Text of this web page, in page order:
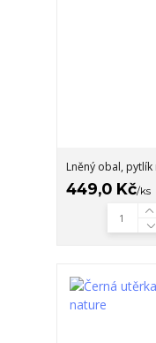
Lněný obal,
449,0 Kč/ks